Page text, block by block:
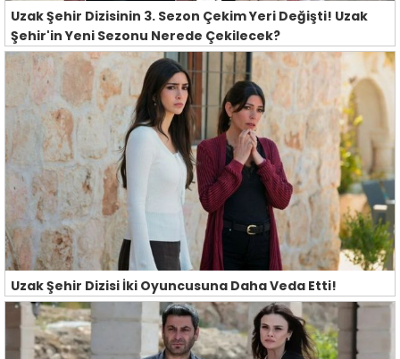
Uzak Şehir Dizisinin 3. Sezon Çekim Yeri Değişti! Uzak
Şehir'in Yeni Sezonu Nerede Çekilecek?
Uzak Şehir Dizisi İki Oyuncusuna Daha Veda Etti!